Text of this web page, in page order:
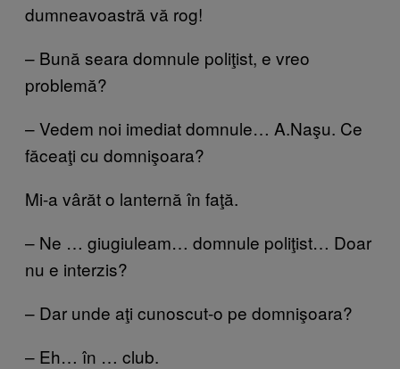
dumneavoastră vă rog!
– Bună seara domnule poliţist, e vreo
problemă?
– Vedem noi imediat domnule… A.Naşu. Ce
făceaţi cu domnişoara?
Mi-a vârăt o lanternă în faţă.
– Ne … giugiuleam… domnule poliţist… Doar
nu e interzis?
– Dar unde aţi cunoscut-o pe domnişoara?
– Eh… în … club.